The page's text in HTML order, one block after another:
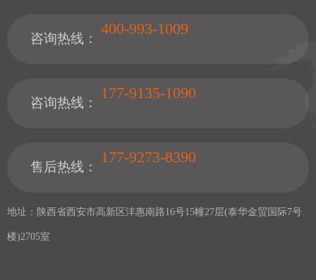
咨询热线：
400-993-1009
咨询热线：
177-9135-1090
售后热线：
177-9273-8390
地址：陕西省西安市高新区沣惠南路16号15幢27层(泰华金贸国际7号
楼)2705室